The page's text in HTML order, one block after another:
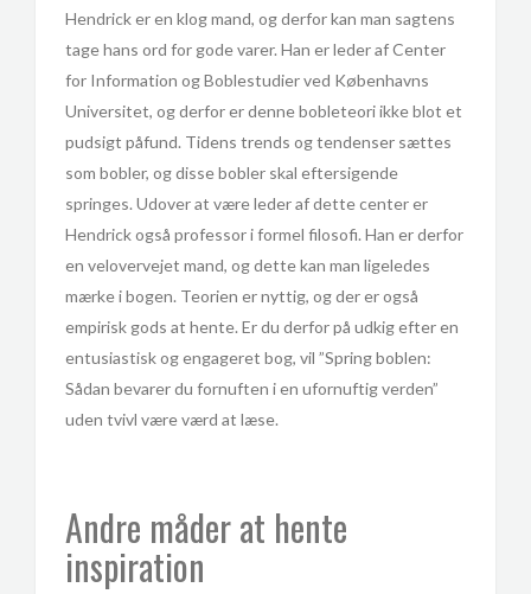
Hendrick er en klog mand, og derfor kan man sagtens
tage hans ord for gode varer. Han er leder af Center
for Information og Boblestudier ved Københavns
Universitet, og derfor er denne bobleteori ikke blot et
pudsigt påfund. Tidens trends og tendenser sættes
som bobler, og disse bobler skal eftersigende
springes. Udover at være leder af dette center er
Hendrick også professor i formel filosofi. Han er derfor
en velovervejet mand, og dette kan man ligeledes
mærke i bogen. Teorien er nyttig, og der er også
empirisk gods at hente. Er du derfor på udkig efter en
entusiastisk og engageret bog, vil ”Spring boblen:
Sådan bevarer du fornuften i en ufornuftig verden”
uden tvivl være værd at læse.
Andre måder at hente
inspiration